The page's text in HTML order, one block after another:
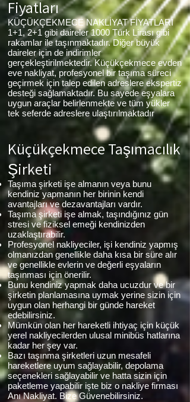
Fiyatları
KÜÇÜKÇEKMECE NAKLİYAT FİYATLARI
1+1, 2+1 gibi daireler 1000 Türk Lirası gibi
rakamlar ile taşınmaktadır. Diğer büyük
daireler için de indirimler
gerçekleştirilmektedir. Küçükçekmece evden
eve nakliyat, profesyonel bir taşıma süreci
geçirmek için talep edilen adreslere ekspertiz
desteği sağlamaktadır. Bu sayede eşyalara
uygun araçlar belirlenmekte ve tüm yükler
tek seferde adreslere ulaştırılmaktadır
Küçükçekmece Taşımacılık
Şirketi
Taşıma şirketi işe almanın veya bunu
kendiniz yapmanın her birinin kendi
avantajları ve dezavantajları vardır.
Taşıma şirketi işe almak, taşındığınız gün
stresi ve fiziksel emeği kendinizden
uzaklaştırabilir.
Profesyonel nakliyeciler, işi kendiniz yapmış
olmanızdan genellikle daha kısa bir süre alır
ve genellikle evlerin ve değerli eşyaların
taşınması için önerilir.
Bunu kendiniz yapmak daha ucuzdur ve bir
şirketin planlamasına uymak yerine sizin için
uygun olan herhangi bir günde hareket
edebilirsiniz.
Mümkün olan her hareketli ihtiyaç için küçük
yerel nakliyecilerden ulusal minibüs hatlarına
kadar her şey var.
Bazı taşınma şirketleri uzun mesafeli
hareketlere uyum sağlayabilir, depolama
seçenekleri sağlayabilir ve hatta sizin için
paketleme yapabilir işte biz o nakliye firması
Anı Nakliyat. Bize Güvenebilirsiniz.